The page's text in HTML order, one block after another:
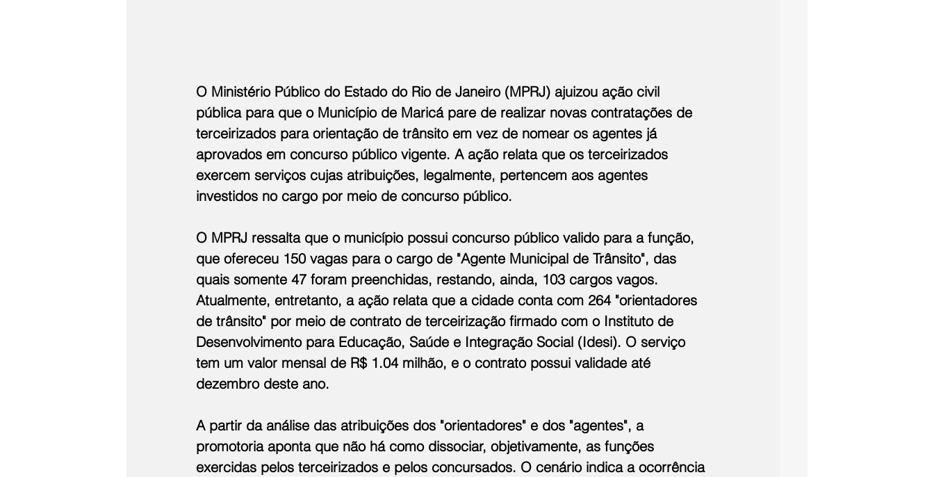
O Ministério Público do Estado do Rio de Janeiro (MPRJ) ajuizou ação civil
pública para que o Município de Maricá pare de realizar novas contratações de
terceirizados para orientação de trânsito em vez de nomear os agentes já
aprovados em concurso público vigente. A ação relata que os terceirizados
exercem serviços cujas atribuições, legalmente, pertencem aos agentes
investidos no cargo por meio de concurso público.
O MPRJ ressalta que o município possui concurso público valido para a função,
que ofereceu 150 vagas para o cargo de "Agente Municipal de Trânsito", das
quais somente 47 foram preenchidas, restando, ainda, 103 cargos vagos.
Atualmente, entretanto, a ação relata que a cidade conta com 264 "orientadores
de trânsito" por meio de contrato de terceirização firmado com o Instituto de
Desenvolvimento para Educação, Saúde e Integração Social (Idesi). O serviço
tem um valor mensal de R$ 1.04 milhão, e o contrato possui validade até
dezembro deste ano.
A partir da análise das atribuições dos "orientadores" e dos "agentes", a
promotoria aponta que não há como dissociar, objetivamente, as funções
exercidas pelos terceirizados e pelos concursados. O cenário indica a ocorrência